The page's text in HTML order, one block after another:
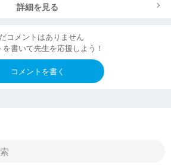
詳細を見る
コメントはありません
を書いて先生を応援しよう！
コメントを書く